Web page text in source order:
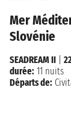
Mer
Slovénie
SEADREAM II
durée: 11 nuits
Départs de: